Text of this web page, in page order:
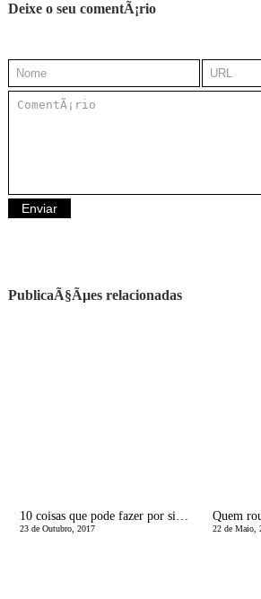
Deixe o seu comentÃ¡rio
PublicaÃ§Ãµes relacionadas
10 coisas que pode fazer por si - SÃ³ por si!
23 de Outubro, 2017 22 de Maio,